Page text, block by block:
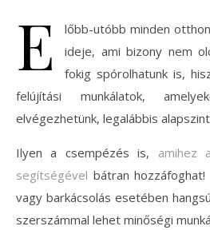
E
lőbb-utóbb minden
ideje, ami bizony nem
fokig spórolhatunk is,
felújítási munkálatok,
elvégezhetünk, legalábbis
Ilyen a csempézés is, amihez
segítségével bátran
vagy barkácsolás esetében
szerszámmal lehet minőségi